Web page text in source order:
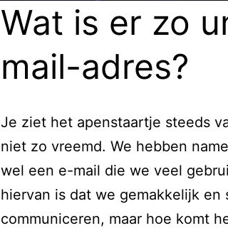
Wat is er zo
mail-adres?
Je ziet het apenstaartje steeds
niet zo vreemd. We hebben
wel een e-mail die we veel
hiervan is dat we gemakkelijk en
communiceren, maar hoe komt